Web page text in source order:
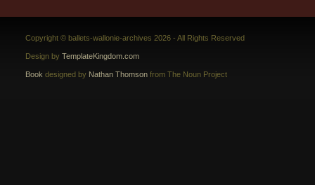
Copyright © ballets-wallonie-archives 2026 - All Rights Reserved
Design by TemplateKingdom.com
Book designed by Nathan Thomson from The Noun Project